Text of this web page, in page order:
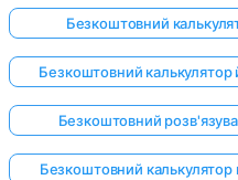
Безкоштовний
Безкоштовний калькулятор
Безкоштовний
Безкоштовний калькулятор